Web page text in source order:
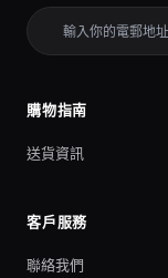
購物指南
送貨資訊
客戶服務
聯絡我們